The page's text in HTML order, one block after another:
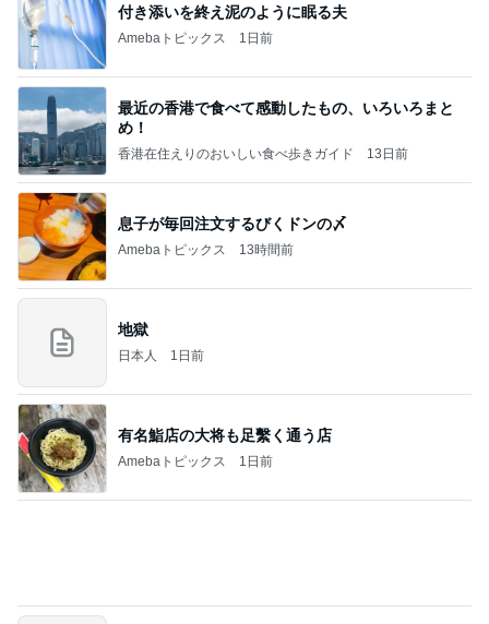
敬三さんも言いよったのよか。そうか。それは茂美
のよ
nanasantojiroのブログ 2日前
欲しいぞってなったパンツの再販
Amebaトピックス
記事を読む